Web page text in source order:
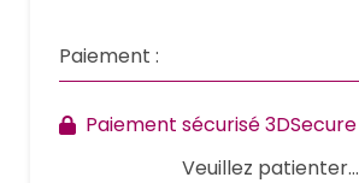
Paiement :
Paiement sécurisé 3DSecure
Veuillez patienter...